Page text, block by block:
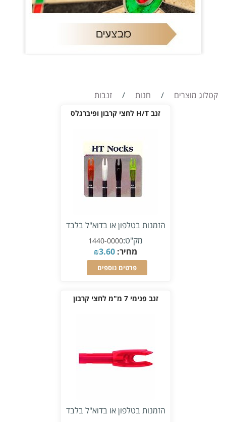
קטלוג מוצרים / חנות / זנבות
זנב H/T לחצי קרבון ופיברגלס
הזמנות בטלפון או בדוא"ל בלבד
מק"ט:1440-0000
מחיר: ₪3.60
פרטים נוספים
זנב פנימי 7 מ"מ לחצי קרבון
הזמנות בטלפון או בדוא"ל בלבד